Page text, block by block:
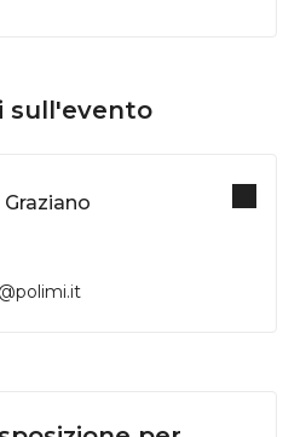
sull'evento
Graziano